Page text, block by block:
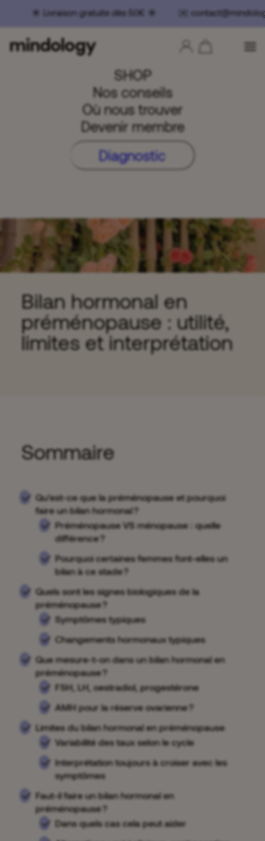
gratuite dès 50€ ☀️ ✉️
SHOP
Nos conseils
Où nous trouver
Devenir membre
Diagnostic
Bilan hormonal en
préménopause : utilité,
limites et interprétation
Sommaire
Qu’est-ce que la préménopause et pourquoi
faire un bilan hormonal ?
Préménopause VS ménopause : quelle
différence ?
Pourquoi certaines femmes font-elles un
bilan à ce stade ?
Quels sont les signes biologiques de la
préménopause ?
Symptômes typiques
Changements hormonaux typiques
Que mesure-t-on dans un bilan hormonal en
préménopause ?
FSH, LH, oestradiol, progestérone
AMH pour la réserve ovarienne ?
Limites du bilan hormonal en préménopause
Variabilité des taux selon le cycle
Interprétation toujours à croiser avec les
symptômes
Faut-il faire un bilan hormonal en
préménopause ?
Dans quels cas cela peut aider